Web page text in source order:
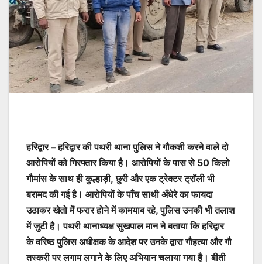
हरिद्वार – हरिद्वार की पथरी थाना पुलिस ने गौकशी करने वाले दो
आरोपियों को गिरफ्तार किया है। आरोपियों के पास से 50 किलो
गौमांस के साथ ही कुल्हाड़ी, छुरी और एक ट्रेक्टर ट्रॉली भी
बरामद की गई है। आरोपियों के पाँच साथी अँधेरे का फायदा
उठाकर खेतो में फरार होने में कामयाब रहे, पुलिस उनकी भी तलाश
में जुटी है। पथरी थानाध्यक्ष सुखपाल मान ने बताया कि हरिद्वार
के वरिष्ठ पुलिस अधीक्षक के आदेश पर उनके द्वारा गौहत्या और गौ
तस्करी पर लगाम लगाने के लिए अभियान चलाया गया है। बीती